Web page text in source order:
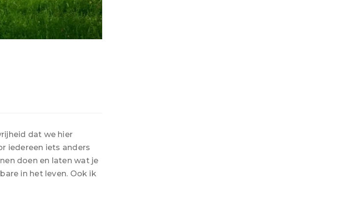
dat we hier
iedereen iets anders
doen en laten wat je
in het leven. Ook ik